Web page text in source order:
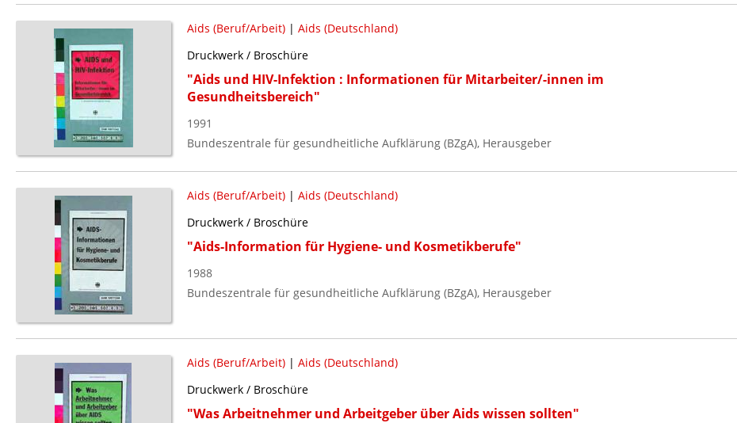
Aids (Beruf/Arbeit)| Aids (Deutschland)
Druckwerk / Broschüre
"Aids und HIV-Infektion : Informationen für Mitarbeiter/-innen im
Gesundheitsbereich"
1991
Bundeszentrale für gesundheitliche Aufklärung (BZgA), Herausgeber
Aids (Beruf/Arbeit)| Aids (Deutschland)
Druckwerk / Broschüre
"Aids-Information für Hygiene- und Kosmetikberufe"
1988
Bundeszentrale für gesundheitliche Aufklärung (BZgA), Herausgeber
Aids (Beruf/Arbeit)| Aids (Deutschland)
Druckwerk / Broschüre
"Was Arbeitnehmer und Arbeitgeber über Aids wissen sollten"